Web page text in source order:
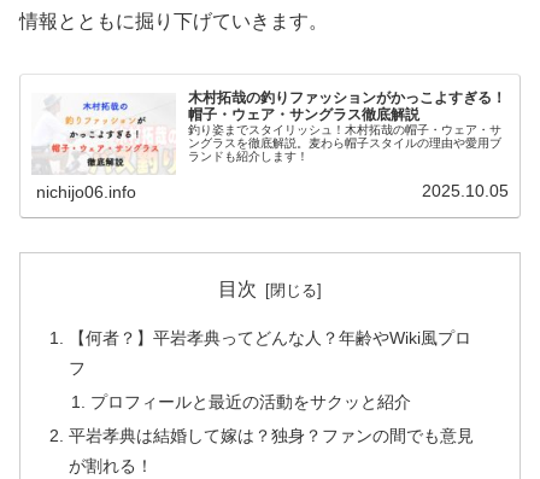
情報とともに掘り下げていきます。
木村拓哉の釣りファッションがかっこよすぎる！
帽子・ウェア・サングラス徹底解説
釣り姿までスタイリッシュ！木村拓哉の帽子・ウェア・サ
ングラスを徹底解説。麦わら帽子スタイルの理由や愛用ブ
ランドも紹介します！
nichijo06.info 2025.10.05
目次
【何者？】平岩孝典ってどんな人？年齢やWiki風プロ
フ
プロフィールと最近の活動をサクッと紹介
平岩孝典は結婚して嫁は？独身？ファンの間でも意見
が割れる！